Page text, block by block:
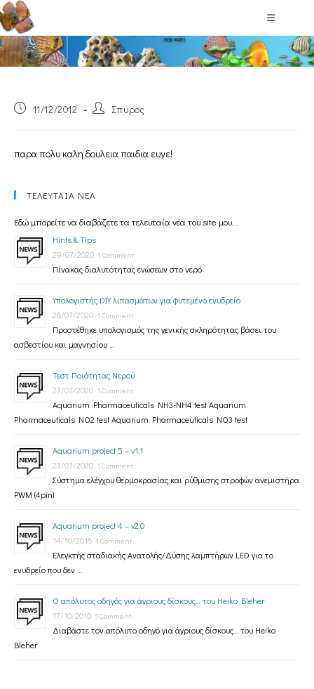
Blog
11/12/2012 Σπυρος
παρα πολυ καλη δουλεια παιδια ευγε!
ΤΕΛΕΥΤΑΙΑ ΝΕΑ
Εδώ μπορείτε να διαβάζετε τα τελευταία νέα του site μου...
Hints & Tips
29/07/2020 1 Comment
Πίνακας διαλυτότητας ενώσεων στο νερό
Υπολογιστής DIY λιπασμάτων για φυτεμένο ενυδρείο
28/07/2020 1 Comment
Προστέθηκε υπολογισμός της γενικής σκληρότητας βάσει του
ασβεστίου και μαγνησίου …
Τεστ Ποιότητας Νερού
27/07/2020 1 Comment
Aquarium Pharmaceuticals NH3-NH4 test Aquarium
Pharmaceuticals NO2 test Aquarium Pharmaceuticals NO3 test
Aquarium project 5 – v1.1
23/07/2020 1 Comment
Σύστημα ελέγχου θερμοκρασίας και ρύθμισης στροφών ανεμιστήρα
PWM (4pin)
Aquarium project 4 – v2.0
14/10/2018 1 Comment
Ελεγκτής σταδιακής Ανατολής/Δύσης λαμπτήρων LED για το
ενυδρείο που δεν …
Ο απόλυτος οδηγός για άγριους δίσκους… του Heiko Bleher
17/10/2010 1 Comment
Διαβάστε τον απόλυτο οδηγό για άγριους δίσκους… του Heiko
Bleher